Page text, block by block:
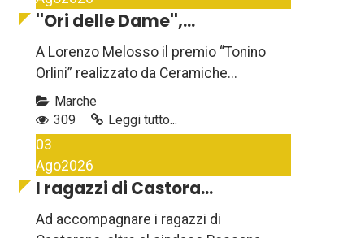
''Ori delle Dame'',...
A Lorenzo Melosso il premio “Tonino
Orlini” realizzato da Ceramiche...
Marche
309
Leggi tutto...
03
Ago2026
I ragazzi di Castora...
Ad accompagnare i ragazzi di